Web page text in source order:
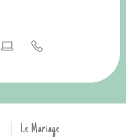
Le Mariage